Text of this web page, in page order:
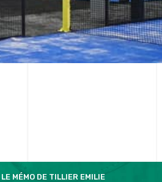
LE MÉMO DE TILLIER EMILIE